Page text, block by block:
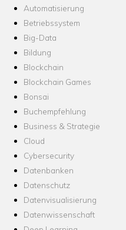
Automatisierung
Betriebssystem
Big-Data
Bildung
Blockchain
Blockchain Games
Bonsai
Buchempfehlung
Business & Strategie
Cloud
Cybersecurity
Datenbanken
Datenschutz
Datenvisualisierung
Datenwissenschaft